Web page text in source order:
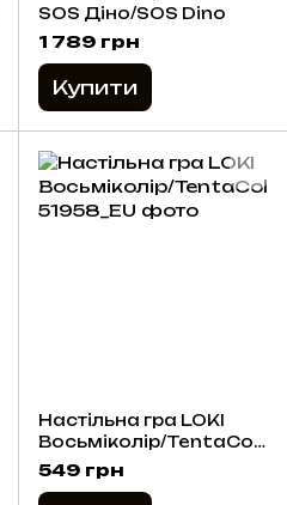
SOS Діно/SOS Dino
1 789 грн
Купити
Настільна гра LOKI
Восьміколір/TentaCol
or
549 грн